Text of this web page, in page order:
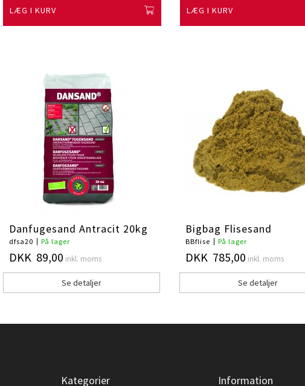
LÆG I KURV LÆG I KURV
Danfugesand Antracit 20kg
dfsa20 På lager
DKK 89,00 inkl. moms
Se detaljer
Bigbag Flisesand
BBflise På lager
DKK 785,00 inkl. moms
Se detaljer
Kategorier Information